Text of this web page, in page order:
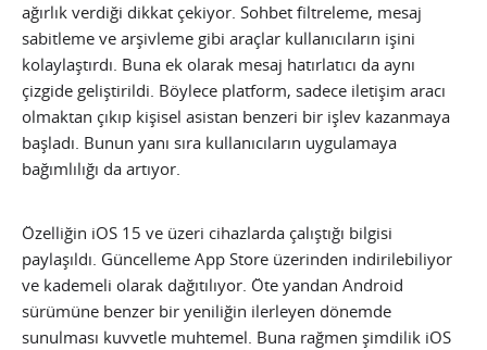
ağırlık verdiği dikkat çekiyor. Sohbet filtreleme, mesaj
sabitleme ve arşivleme gibi araçlar kullanıcıların işini
kolaylaştırdı. Buna ek olarak mesaj hatırlatıcı da aynı
çizgide geliştirildi. Böylece platform, sadece iletişim aracı
olmaktan çıkıp kişisel asistan benzeri bir işlev kazanmaya
başladı. Bunun yanı sıra kullanıcıların uygulamaya
bağımlılığı da artıyor.
Özelliğin iOS 15 ve üzeri cihazlarda çalıştığı bilgisi
paylaşıldı. Güncelleme App Store üzerinden indirilebiliyor
ve kademeli olarak dağıtılıyor. Öte yandan Android
sürümüne benzer bir yeniliğin ilerleyen dönemde
sunulması kuvvetle muhtemel. Buna rağmen şimdilik iOS